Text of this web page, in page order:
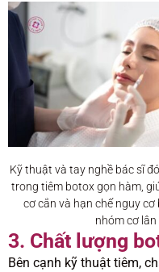
Kỹ thuật và tay nghề bác sĩ
trong tiêm botox gọn hàm,
cơ cắn và hạn chế nguy
nhóm cơ lân
3. Chất lượng
Bên cạnh kỹ thuật tiêm,